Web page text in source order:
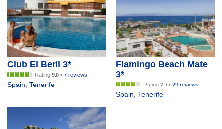
Club El Beril 3*
Rating 9.0 • 7 reviews
Spain, Tenerife
Flamingo Beach Mate
3*
Rating 7.7 • 29 reviews
Spain, Tenerife